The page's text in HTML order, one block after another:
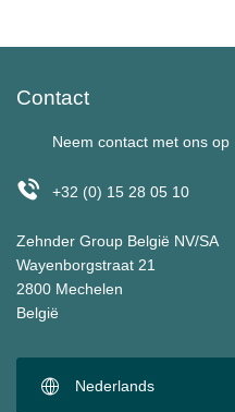
Contact
Neem contact met ons op
+32 (0) 15 28 05 10
Zehnder Group België NV/SA
Wayenborgstraat 21
2800 Mechelen
België
Nederlands